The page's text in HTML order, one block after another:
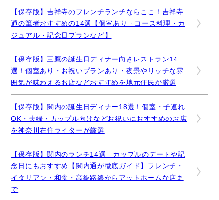
【保存版】吉祥寺のフレンチランチならここ！吉祥寺
通の筆者おすすめの14選【個室あり・コース料理・カ
ジュアル・記念日プランなど】
【保存版】三鷹の誕生日ディナー向きレストラン14
選！個室あり・お祝いプランあり・夜景やリッチな雰
囲気が味わえるお店などおすすめを地元住民が厳選
【保存版】関内の誕生日ディナー18選！個室・子連れ
OK・夫婦・カップル向けなどお祝いにおすすめのお店
を神奈川在住ライターが厳選
【保存版】関内のランチ14選！カップルのデートや記
念日にもおすすめ【関内通が徹底ガイド】フレンチ・
イタリアン・和食・高級路線からアットホームな店ま
で